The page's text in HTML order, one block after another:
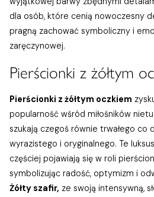
dla osób, które cenią nowoczesny
pragną zachować symboliczny i
zaręczynowej.
Pierścionki z żółtym
Pierścionki z żółtym oczkiem
popularność wśród miłośników
szukają czegoś równie trwałego co
wyrazistego i oryginalnego. Te
częściej pojawiają się w roli
symbolizując radość, optymizm i
Żółty szafir, ze swoją intensywną,